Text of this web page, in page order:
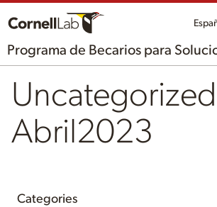
Programa de Becarios para
Abril2023
Categories